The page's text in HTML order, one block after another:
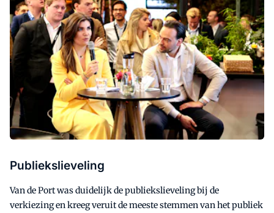
Publiekslieveling
Van de Port was duidelijk de publiekslieveling bij de
verkiezing en kreeg veruit de meeste stemmen van het publiek